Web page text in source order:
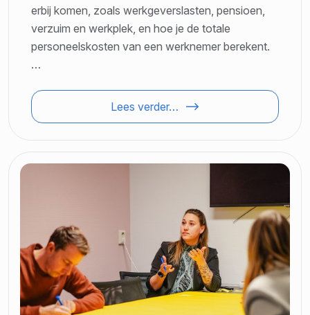
erbij komen, zoals werkgeverslasten, pensioen,
verzuim en werkplek, en hoe je de totale
personeelskosten van een werknemer berekent.
…
Lees verder…